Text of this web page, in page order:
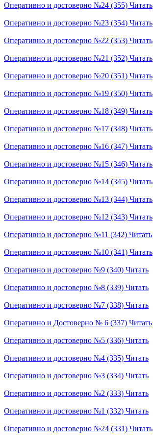
Оперативно и достоверно №24 (355) Читать
Оперативно и достоверно №23 (354) Читать
Оперативно и достоверно №22 (353) Читать
Оперативно и достоверно №21 (352) Читать
Оперативно и достоверно №20 (351) Читать
Оперативно и достоверно №19 (350) Читать
Оперативно и достоверно №18 (349) Читать
Оперативно и достоверно №17 (348) Читать
Оперативно и достоверно №16 (347) Читать
Оперативно и достоверно №15 (346) Читать
Оперативно и достоверно №14 (345) Читать
Оперативно и достоверно №13 (344) Читать
Оперативно и достоверно №12 (343) Читать
Оперативно и достоверно №11 (342) Читать
Оперативно и достоверно №10 (341) Читать
Оперативно и достоверно №9 (340) Читать
Оперативно и достоверно №8 (339) Читать
Оперативно и достоверно №7 (338) Читать
Оперативно и Достоверно № 6 (337) Читать
Оперативно и достоверно №5 (336) Читать
Оперативно и достоверно №4 (335) Читать
Оперативно и достоверно №3 (334) Читать
Оперативно и достоверно №2 (333) Читать
Оперативно и достоверно №1 (332) Читать
Оперативно и достоверно №24 (331) Читать